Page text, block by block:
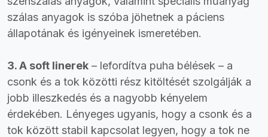
szálas anyagok is szóba jöhetnek a páciens
állapotának és igényeinek ismeretében.
3. A soft linerek – lefordítva puha bélések – a
csonk és a tok közötti rész kitöltését szolgálják a
jobb illeszkedés és a nagyobb kényelem
érdekében. Lényeges ugyanis, hogy a csonk és a
tok között stabil kapcsolat legyen, hogy a tok ne